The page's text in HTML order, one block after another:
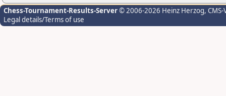
Chess-Tournament-Results-Server© 2006-2026 Heinz Herzog,
Legal details/Terms of use